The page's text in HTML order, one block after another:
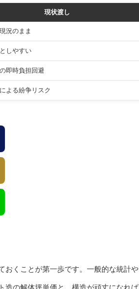
現状渡し
況のまま
しやすい
即時負担回避
よる紛争リスク
おくことが第一歩です。一般的な統計や
造の解体坪単価と、構造が頑丈になれば